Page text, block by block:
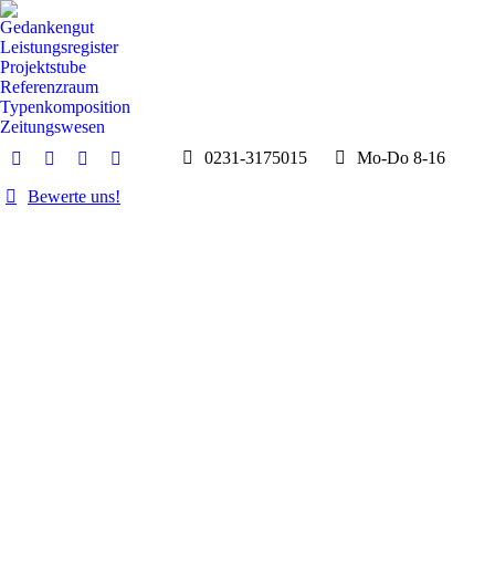
Gedankengut
Leistungsregister
Projektstube
Referenzraum
Typenkomposition
Zeitungswesen
E-
Mail
Whatsapp
page
Instagram
page
Facebook
page
0231-3175015 Mo-Do 8-16
Bewerte uns!